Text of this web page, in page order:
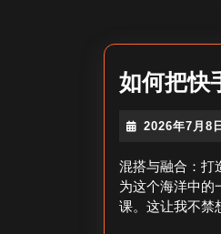
如何把快
2026年7月8日
混搭与融合：打
为这个海洋中的
课。这让我不禁